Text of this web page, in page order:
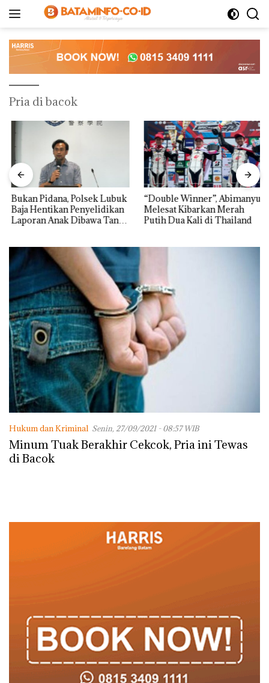
Pria di bacok
Bukan Pidana, Polsek Lubuk
Baja Hentikan Penyelidikan
Laporan Anak Dibawa Tanpa
“Double Winner”, Abimanyu
Melesat Kibarkan Merah
Putih Dua Kali di Thailand
Hukum dan Kriminal Senin, 27/09/2021 - 08:57 WIB
Minum Tuak Berakhir Cekcok, Pria ini Tewas
di Bacok